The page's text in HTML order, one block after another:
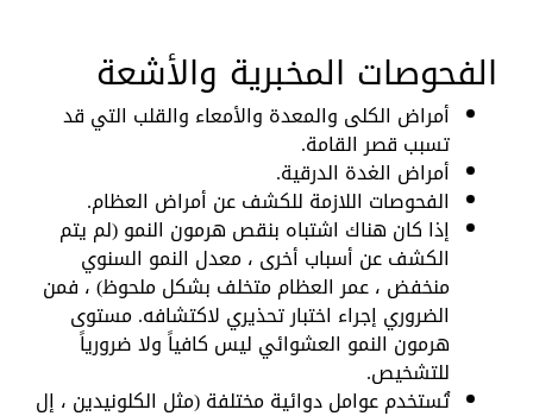
الفحوصات المخبرية والأشعة
أمراض الكلى والمعدة والأمعاء والقلب التي قد
تسبب قصر القامة.
أمراض الغدة الدرقية.
الفحوصات اللازمة للكشف عن أمراض العظام.
إذا كان هناك اشتباه بنقص هرمون النمو (لم يتم
الكشف عن أسباب أخرى ، معدل النمو السنوي
منخفض ، عمر العظام متخلف بشكل ملحوظ) ، فمن
الضروري إجراء اختبار تحذيري لاكتشافه. مستوى
هرمون النمو العشوائي ليس كافياً ولا ضرورياً
للتشخيص.
تُستخدم عوامل دوائية مختلفة (مثل الكلونيدين ، إل